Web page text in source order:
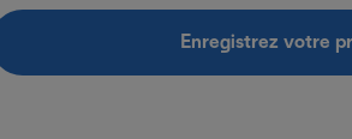
Enregistrez votre